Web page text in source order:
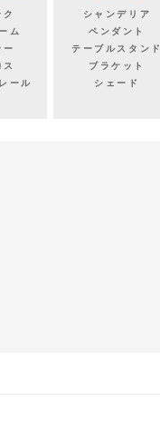
ク
ム
ー
ス
ール
シャンデリア
ペンダント
テーブルスタンド
ブラケット
シェード